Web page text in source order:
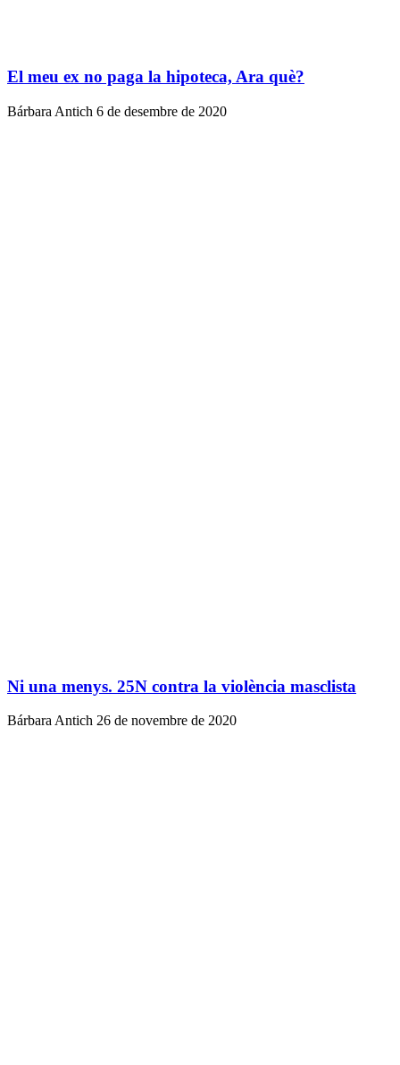
El meu ex no paga la hipoteca, Ara què?
Bárbara Antich 6 de desembre de 2020
Ni una menys. 25N contra la violència masclista
Bárbara Antich 26 de novembre de 2020